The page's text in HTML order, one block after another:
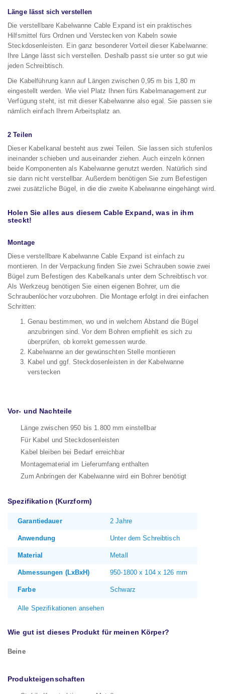
Länge lässt sich verstellen
Die verstellbare Kabelwanne Cable Expand ist ein praktisches
Hilfsmittel fürs Ordnen und Verstecken von Kabeln sowie
Steckdosenleisten. Ein ganz besonderer Vorteil dieser Kabelwanne:
Ihre Länge lässt sich verstellen. Deshalb passt sie unter so gut wie
jeden Schreibtisch.
Die Kabelführung kann auf Längen zwischen 0,95 m bis 1,80 m
eingestellt werden. Wie viel Platz Ihnen fürs Kabelmanagement zur
Verfügung steht, ist mit dieser Kabelwanne also egal. Sie passen sie
nämlich einfach Ihrem Arbeitsplatz an.
2 Teilen
Dieser Kabelkanal besteht aus zwei Teilen. Sie lassen sich stufenlos
ineinander schieben und auseinander ziehen. Auch einzeln können
beide Komponenten als Kabelwanne genutzt werden. Natürlich sind
sie dann nicht verstellbar. Außerdem benötigen Sie zum Befestigen
zwei zusätzliche Bügel, in die die zweite Kabelwanne eingehängt wird.
Holen Sie alles aus diesem Cable Expand, was in ihm
steckt!
Montage
Diese verstellbare Kabelwanne Cable Expand ist einfach zu
montieren. In der Verpackung finden Sie zwei Schrauben sowie zwei
Bügel zum Befestigen des Kabelkanals unter dem Schreibtisch vor.
Als Werkzeug benötigen Sie einen eigenen Bohrer, um die
Schraubenlöcher vorzubohren. Die Montage erfolgt in drei einfachen
Schritten:
Genau bestimmen, wo und in welchem Abstand die Bügel
anzubringen sind. Vor dem Bohren empfiehlt es sich zu
überprüfen, ob korrekt gemessen wurde.
Kabelwanne an der gewünschten Stelle montieren
Kabel und ggf. Steckdosenleisten in der Kabelwanne
verstecken
Vor- und Nachteile
Länge zwischen 950 bis 1.800 mm einstellbar
Für Kabel und Steckdosenleisten
Kabel bleiben bei Bedarf erreichbar
Montagematerial im Lieferumfang enthalten
Zum Anbringen der Kabelwanne wird ein Bohrer benötigt
Spezifikation (Kurzform)
Garantiedauer 2 Jahre
Anwendung Unter dem Schreibtisch
Material Metall
Abmessungen (LxBxH) 950-1800 x 104 x 126 mm
Farbe Schwarz
Alle Spezifikationen ansehen
Wie gut ist dieses Produkt für meinen Körper?
Beine
Produkteigenschaften